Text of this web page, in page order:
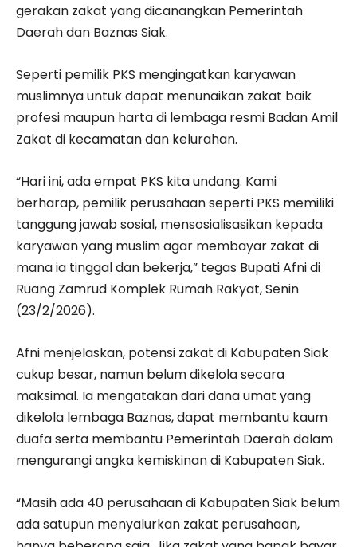
gerakan zakat yang dicanangkan Pemerintah
Daerah dan Baznas Siak.
Seperti pemilik PKS mengingatkan karyawan
muslimnya untuk dapat menunaikan zakat baik
profesi maupun harta di lembaga resmi Badan Amil
Zakat di kecamatan dan kelurahan.
“Hari ini, ada empat PKS kita undang. Kami
berharap, pemilik perusahaan seperti PKS memiliki
tanggung jawab sosial, mensosialisasikan kepada
karyawan yang muslim agar membayar zakat di
mana ia tinggal dan bekerja,” tegas Bupati Afni di
Ruang Zamrud Komplek Rumah Rakyat, Senin
(23/2/2026).
Afni menjelaskan, potensi zakat di Kabupaten Siak
cukup besar, namun belum dikelola secara
maksimal. Ia mengatakan dari dana umat yang
dikelola lembaga Baznas, dapat membantu kaum
duafa serta membantu Pemerintah Daerah dalam
mengurangi angka kemiskinan di Kabupaten Siak.
“Masih ada 40 perusahaan di Kabupaten Siak belum
ada satupun menyalurkan zakat perusahaan,